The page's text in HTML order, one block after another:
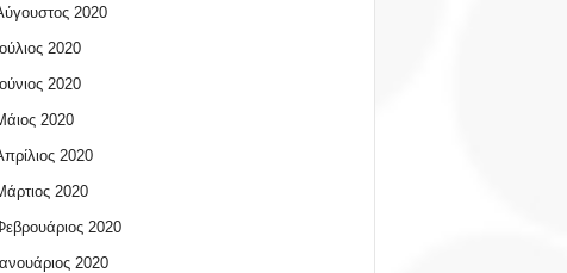
2020
2020
2020
2020
2020
2020
2020
2020